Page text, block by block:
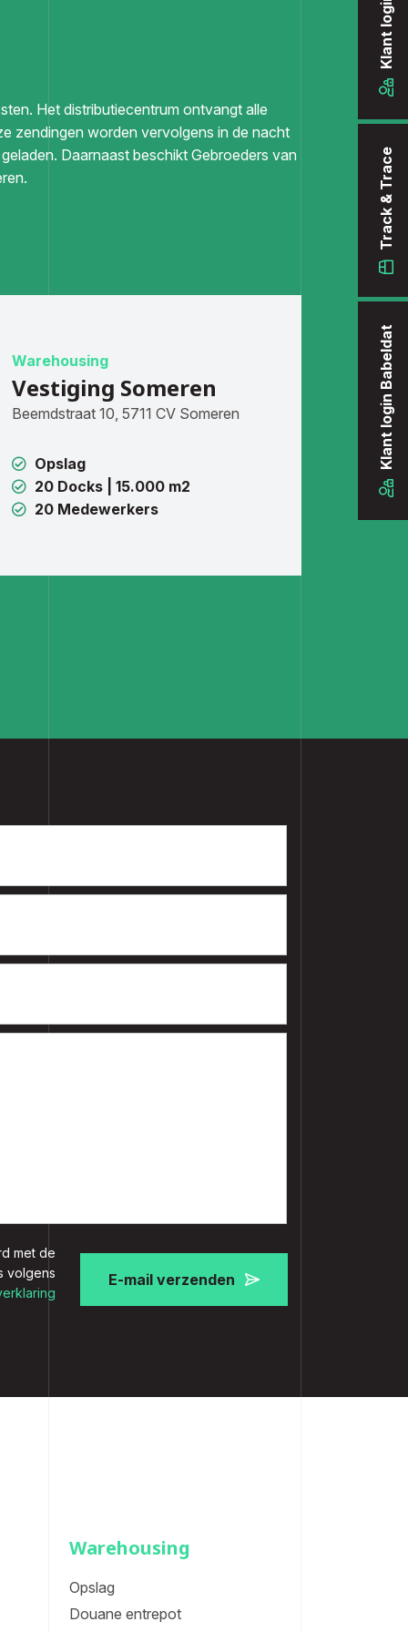
Klant login
Track & Trace
Klant login Babeldat
Het distributiecentrum ontvangt alle
zendingen worden vervolgens in de nacht
Daarnaast beschikt Gebroeders van
Warehousing
Vestiging Someren
Beemdstraat 10, 5711 CV Someren
Opslag
20 Docks | 15.000 m2
20 Medewerkers
met de
volgens
E-mail verzenden
Warehousing
Opslag
Douane entrepot